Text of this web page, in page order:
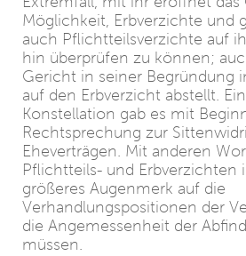
Möglichkeit, Erbverzichte und
auch Pflichtteilsverzichte auf
hin überprüfen zu können;
Gericht in seiner Begründung
auf den Erbverzicht abstellt.
Konstellation gab es mit
Rechtsprechung zur
Eheverträgen. Mit anderen
Pflichtteils- und Erbverzichten
größeres Augenmerk auf die
Verhandlungspositionen der
die Angemessenheit der
müssen.